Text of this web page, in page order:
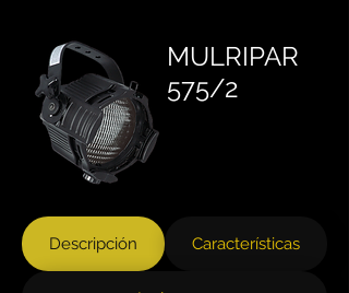
MULRIPAR
575/2
Descripción Características